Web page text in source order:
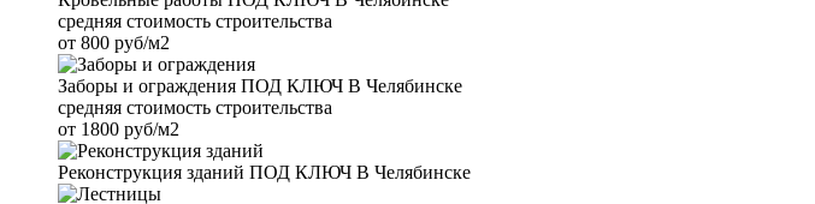
средняя стоимость строительства
от 800 руб/м2
Заборы и ограждения ПОД КЛЮЧ В Челябинске
средняя стоимость строительства
от 1800 руб/м2
Реконструкция зданий ПОД КЛЮЧ В Челябинске